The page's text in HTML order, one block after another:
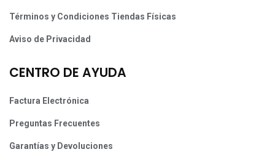
Términos y Condiciones Tiendas Físicas
Aviso de Privacidad
CENTRO DE AYUDA
Factura Electrónica
Preguntas Frecuentes
Garantías y Devoluciones